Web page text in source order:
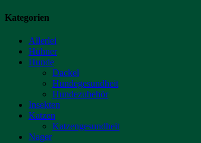
Kategorien
Allerlei
Hühner
Hunde
Dackel
Hundegesundheit
Hundezubehör
Insekten
Katzen
Katzengesundheit
Nager